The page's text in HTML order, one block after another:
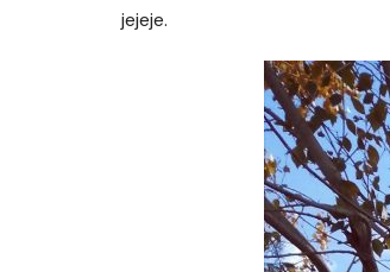
jejeje.